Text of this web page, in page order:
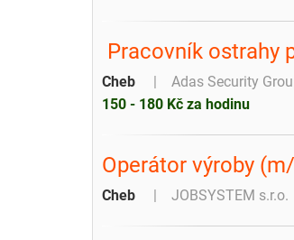
Pracovník ostrahy
Cheb
Adas Security
150 - 180 Kč za hodinu
Operátor výroby
Cheb JOBSYSTEM s.r.o.